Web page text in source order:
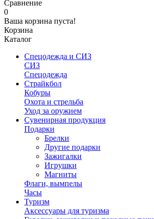
Сравнение
0
Ваша корзина пуста!
Корзина
Каталог
Спецодежда и СИЗ
СИЗ
Спецодежда
Страйкбол
Кобуры
Охота и стрельба
Уход за оружием
Сувенирная продукция
Подарки
Брелки
Другие подарки
Зажигалки
Игрушки
Магниты
Флаги, вымпелы
Часы
Туризм
Аксессуары для туризма